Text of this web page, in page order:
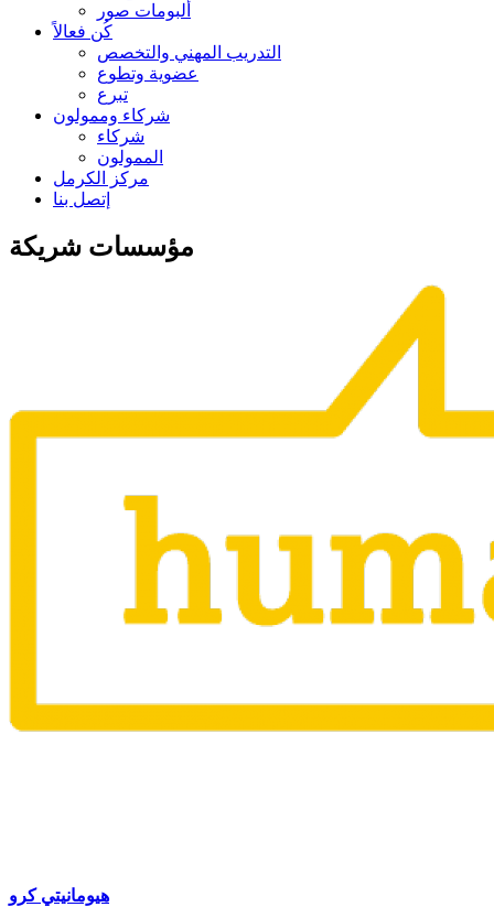
ألبومات صور
كُن فعالاً
التدريب المهني والتخصص
عضوية وتطوع
تبرع
شركاء وممولون
شركاء
الممولون
مركز الكرمل
إتصل بنا
مؤسسات شريكة
هيومانيتي كرو